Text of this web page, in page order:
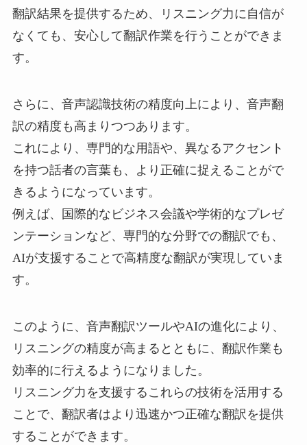
翻訳結果を提供するため、リスニング力に自信が
なくても、安心して翻訳作業を行うことができま
す。
さらに、音声認識技術の精度向上により、音声翻
訳の精度も高まりつつあります。
これにより、専門的な用語や、異なるアクセント
を持つ話者の言葉も、より正確に捉えることがで
きるようになっています。
例えば、国際的なビジネス会議や学術的なプレゼ
ンテーションなど、専門的な分野での翻訳でも、
AIが支援することで高精度な翻訳が実現していま
す。
このように、音声翻訳ツールやAIの進化により、
リスニングの精度が高まるとともに、翻訳作業も
効率的に行えるようになりました。
リスニング力を支援するこれらの技術を活用する
ことで、翻訳者はより迅速かつ正確な翻訳を提供
することができます。